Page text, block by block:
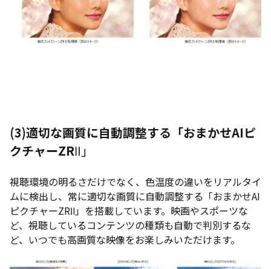
(3)適切な画質に自動調整する「おまかせAIピ
クチャーZRⅡ」
視聴環境の明るさだけでなく、色温度の違いをリアルタイ
ムに検出し、常に適切な画質に自動調整する「おまかせAI
ピクチャーZRⅡ」を搭載しています。映画やスポーツな
ど、視聴しているコンテンツの種類も自動で判別するな
ど、いつでも高画質な映像をお楽しみいただけます。